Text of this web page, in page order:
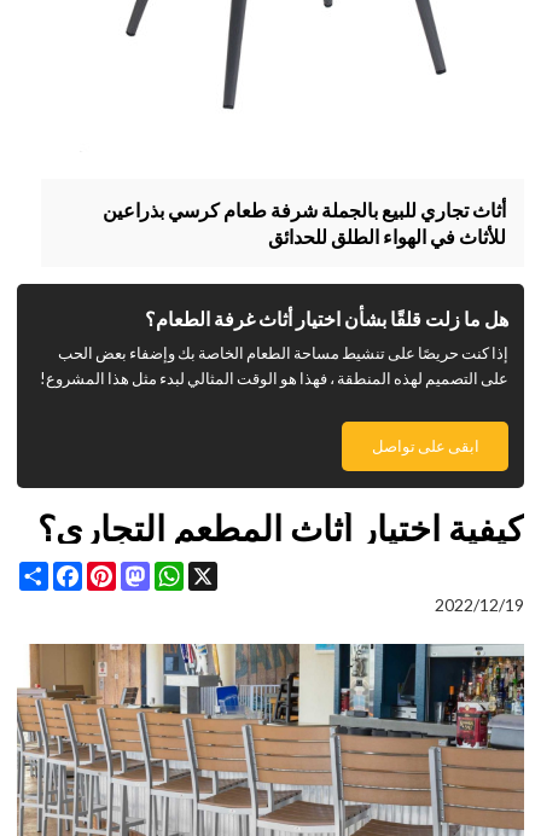
أثاث تجاري للبيع بالجملة شرفة طعام كرسي بذراعين
للأثاث في الهواء الطلق للحدائق
هل ما زلت قلقًا بشأن اختيار أثاث غرفة الطعام؟
إذا كنت حريصًا على تنشيط مساحة الطعام الخاصة بك وإضفاء بعض الحب
على التصميم لهذه المنطقة ، فهذا هو الوقت المثالي لبدء مثل هذا المشروع!
ابقى على تواصل
كيفية اختيار أثاث المطعم التجاري؟
Share
Facebook
Pinterest
Mastodon
WhatsApp
X
2022/12/19